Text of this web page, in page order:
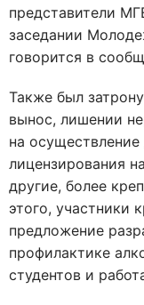
представители
заседании
говорится в
Также был
вынос, лишении
на
лицензирования
другие, более
этого, участники
предложение
профилактике
студентов и